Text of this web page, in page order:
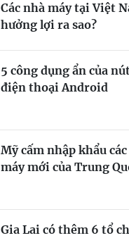
Các nhà máy tại Việt
hưởng lợi ra sao?
5 công dụng ẩn của
điện thoại Android
Mỹ cấm nhập khẩu
máy mới của Trung
Gia Lai có thêm 6 tổ